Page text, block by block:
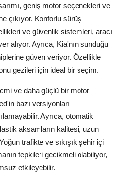
geniş motor seçenekleri ve
çıkıyor. Konforlu sürüş
ve güvenlik sistemleri, aracı
alıyor. Ayrıca, Kia'nın sunduğu
güven veriyor. Özellikle
gezileri için ideal bir seçim.
ve daha güçlü bir motor
bazı versiyonları
Ayrıca, otomatik
aksamların kalitesi, uzun
trafikte ve sıkışık şehir içi
tepkileri gecikmeli olabiliyor,
etkileyebilir.